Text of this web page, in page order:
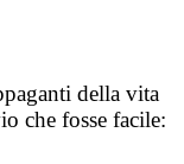
della vita
che fosse facile: